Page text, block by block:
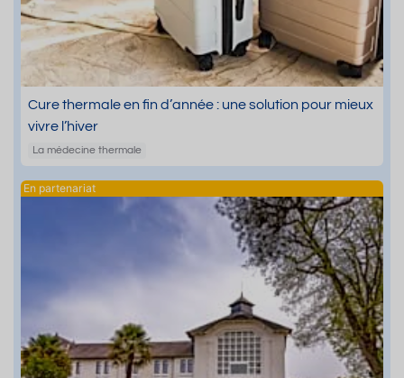
Cure thermale en fin d’année : une solution pour mieux
vivre l’hiver
La médecine thermale